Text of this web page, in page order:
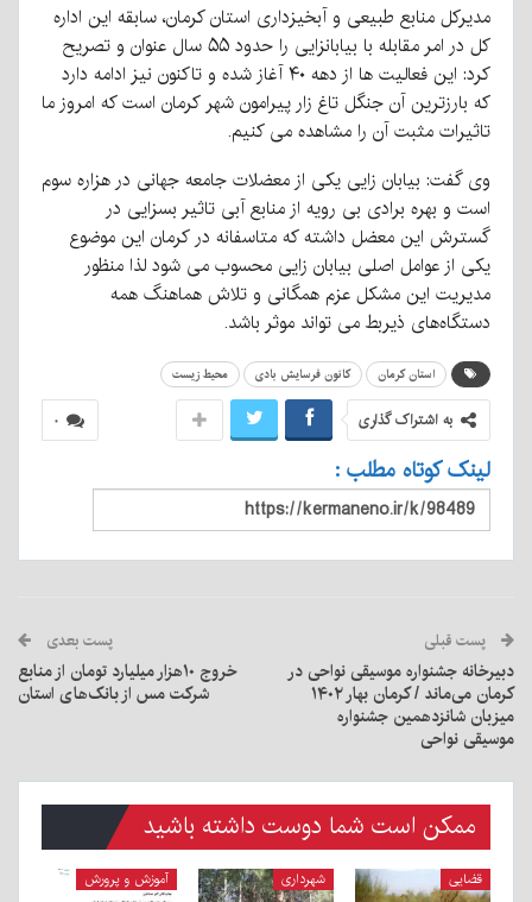
مدیرکل منابع طبیعی و آبخیزداری استان کرمان، سابقه این اداره
کل در امر مقابله با بیابانزایی را حدود ۵۵ سال عنوان و تصریح
کرد: این فعالیت ها از دهه ۴۰ آغاز شده و تاکنون نیز ادامه دارد
که بارزترین آن جنگل تاغ زار پیرامون شهر کرمان است که امروز ما
تاثیرات مثبت آن را مشاهده می کنیم.
وی گفت: بیابان زایی یکی از معضلات جامعه‌ جهانی در هزاره سوم
است و بهره برادی بی رویه از منابع آبی تاثیر بسزایی در
گسترش این معضل داشته که متاسفانه در کرمان این موضوع
یکی از عوامل اصلی بیابان زایی محسوب می شود لذا منظور
مدیریت این مشکل عزم همگانی و تلاش هماهنگ همه
دستگاه‌های ذیربط می تواند موثر باشد.
استان کرمان کانون فرسایش بادی محیط زیست
۰ به اشتراک گذاری
لینک کوتاه مطلب :
پست قبلی
دبیرخانه جشنواره موسیقی نواحی در
کرمان می‌ماند / کرمان بهار ۱۴۰۲
میزبان شانزدهمین جشنواره
موسیقی نواحی
پست بعدی
خروج ۱۰هزار میلیارد تومان از منابع
شرکت مس از بانک‌های استان
ممکن است شما دوست داشته باشید
قضایی شهرداری آموزش و پرورش